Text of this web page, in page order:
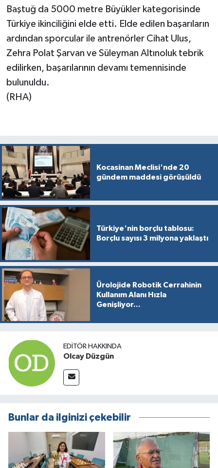
Baştuğ da 5000 metre Büyükler kategorisinde
Türkiye ikinciliğini elde etti. Elde edilen başarıların
ardından sporcular ile antrenörler Cihat Ulus,
Zehra Polat Şarvan ve Süleyman Altınoluk tebrik
edilirken, başarılarının devamı temennisinde
bulunuldu.
(RHA)
Kocasinan Meclisi'nde 20
gündem maddesi görüşüldü
Türkiye'nin borçlu tablosu:
Borçlu sayısı 3 milyona yaklaştı
Ürolojide Robotik Cerrahinin
Kullanım Alanı Hızla
Genişliyor...
EDITÖR HAKKINDA
Olcay Düzgün
Bunlar da ilginizi çekebilir